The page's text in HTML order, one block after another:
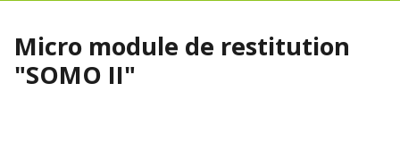
Micro module de restitution
"SOMO II"